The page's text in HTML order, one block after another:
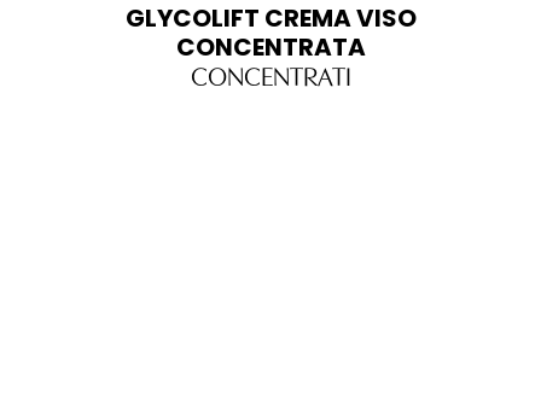
GLYCOLIFT CREMA VISO
CONCENTRATA
CONCENTRATI